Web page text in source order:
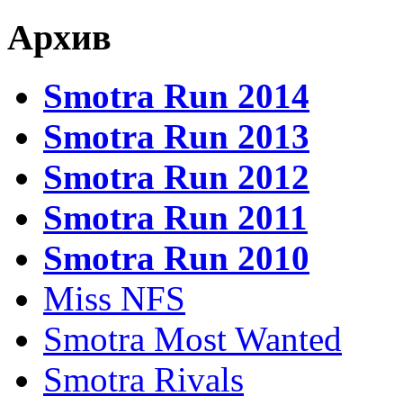
Архив
Smotra Run 2014
Smotra Run 2013
Smotra Run 2012
Smotra Run 2011
Smotra Run 2010
Miss NFS
Smotra Most Wanted
Smotra Rivals